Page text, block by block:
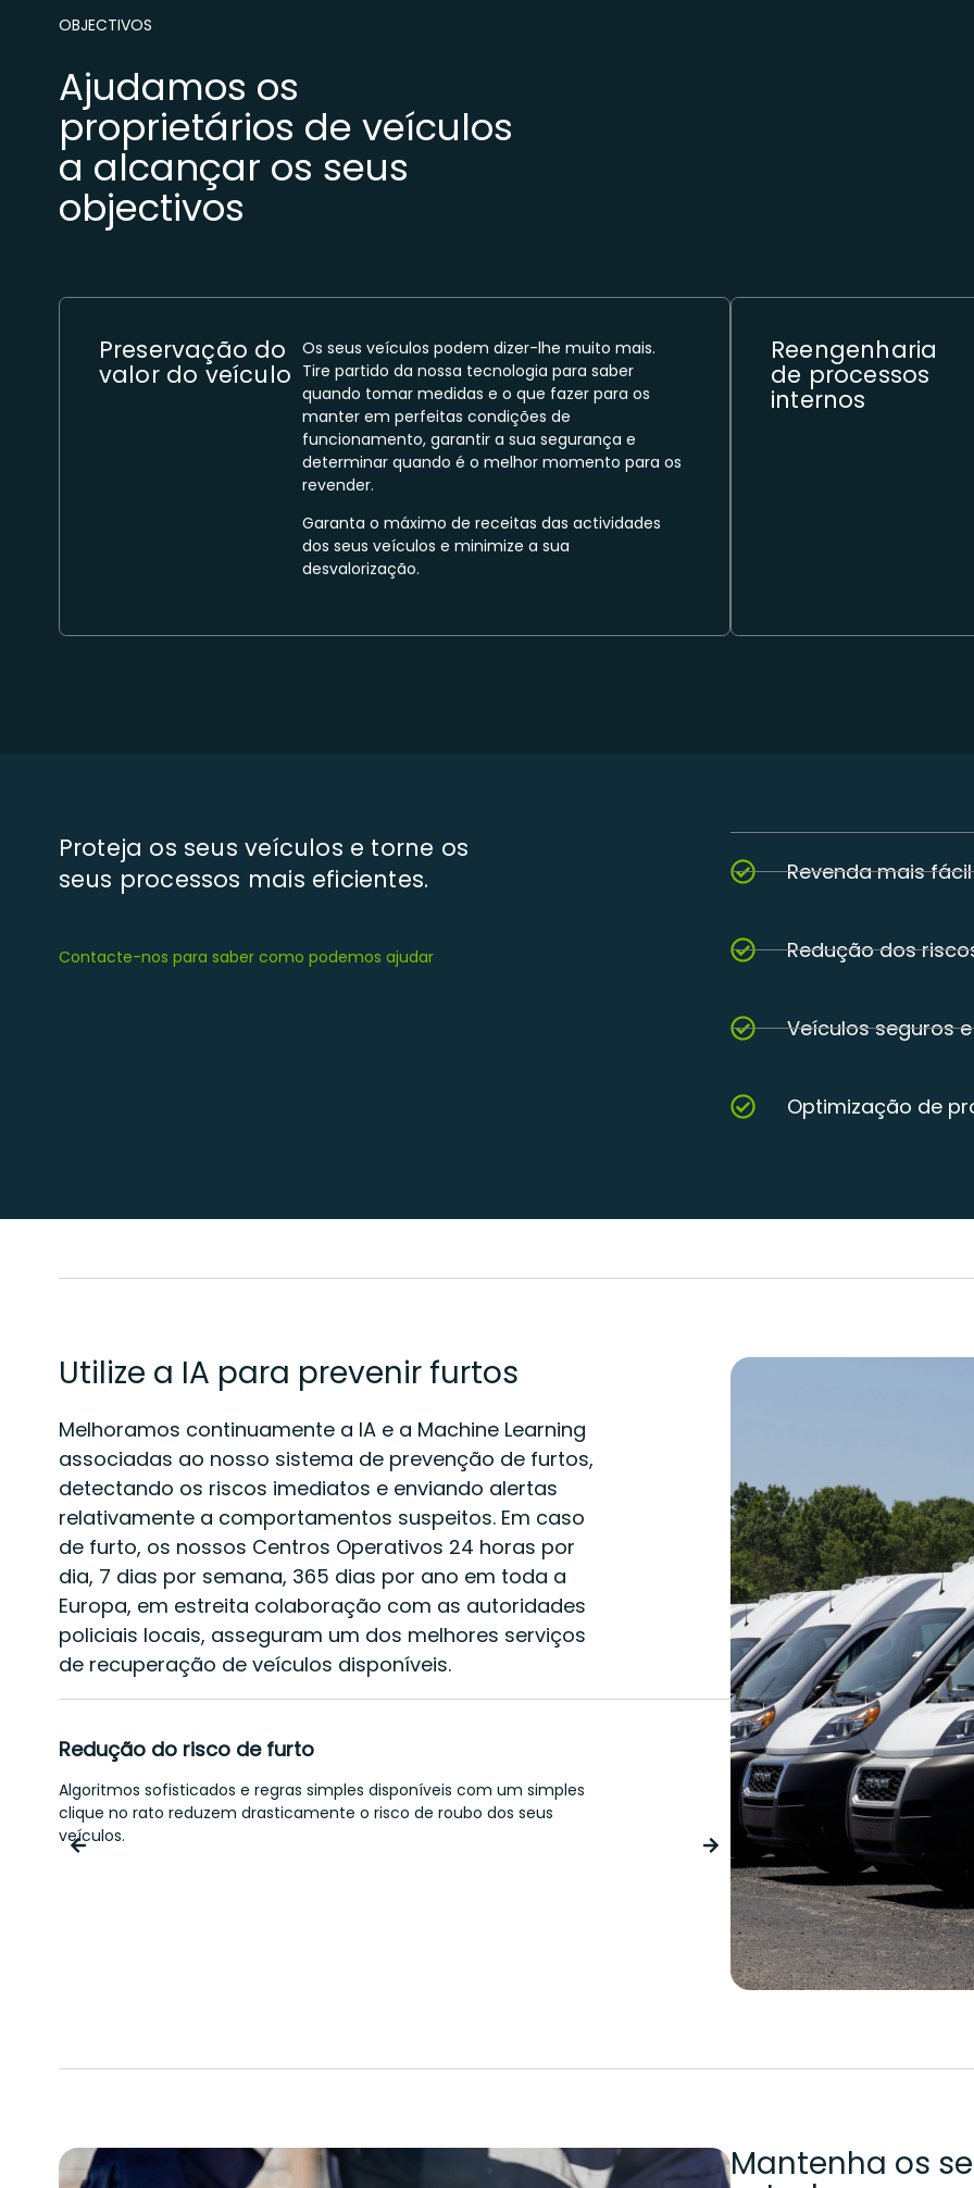
OBJECTIVOS
Ajudamos os
proprietários de veículos
a alcançar os seus
objectivos
Preservação do
valor do veículo
Os seus veículos podem dizer-lhe muito mais.
Tire partido da nossa tecnologia para saber
quando tomar medidas e o que fazer para os
manter em perfeitas condições de
funcionamento, garantir a sua segurança e
determinar quando é o melhor momento para os
revender.
Garanta o máximo de receitas das actividades
dos seus veículos e minimize a sua
desvalorização.
Reengenharia
de processos
internos
Proteja os seus veículos e torne os
seus processos mais eficientes.
Contacte-nos para saber como podemos ajudar
Revenda mais
Redução dos
Veículos seguros
Optimização de
Utilize a IA para prevenir furtos
Melhoramos continuamente a IA e a Machine Learning
associadas ao nosso sistema de prevenção de furtos,
detectando os riscos imediatos e enviando alertas
relativamente a comportamentos suspeitos. Em caso
de furto, os nossos Centros Operativos 24 horas por
dia, 7 dias por semana, 365 dias por ano em toda a
Europa, em estreita colaboração com as autoridades
policiais locais, asseguram um dos melhores serviços
de recuperação de veículos disponíveis.
Redução do risco de furto
Algoritmos sofisticados e regras simples disponíveis com um simples
clique no rato reduzem drasticamente o risco de roubo dos seus
veículos.
Concierge
O assistente virtual do
qualquer utilização indevida
colocá-lo em contacto
Mantenha os